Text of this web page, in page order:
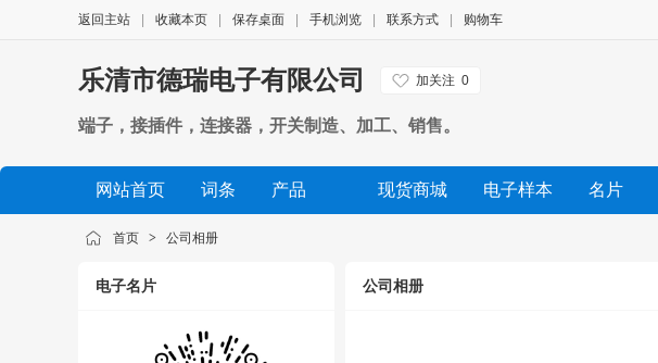
返回主站 收藏本页 保存桌面 手机浏览 联系方式 购物车
乐清市德瑞电子有限公司 加关注 0
端子，接插件，连接器，开关制造、加工、销售。
网站首页 词条 产品 现货商城 电子样本 名片
公司相册 品牌展示
首页 > 公司相册
电子名片 公司相册